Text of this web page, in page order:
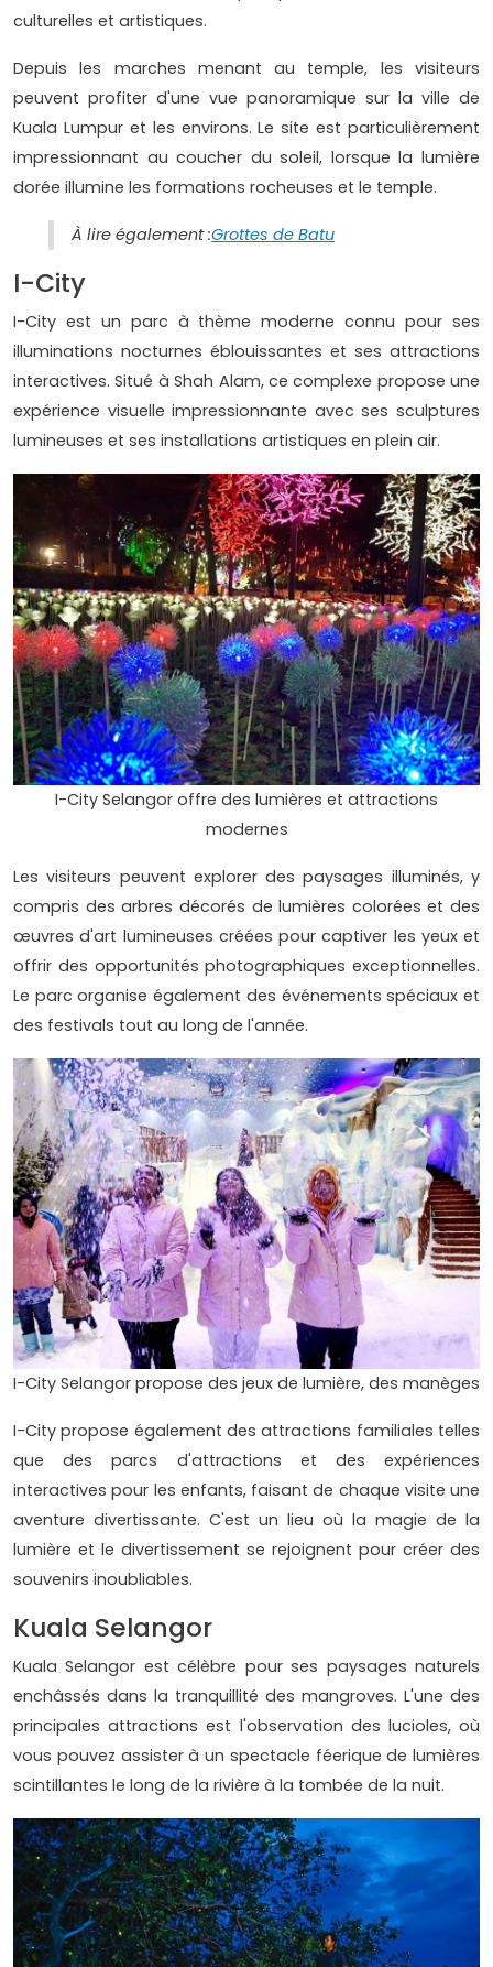
culturelles et artistiques.
Depuis les marches menant au temple, les visiteurs
peuvent profiter d'une vue panoramique sur la ville de
Kuala Lumpur et les environs. Le site est particulièrement
impressionnant au coucher du soleil, lorsque la lumière
dorée illumine les formations rocheuses et le temple.
À lire également :Grottes de Batu
I-City
I-City est un parc à thème moderne connu pour ses
illuminations nocturnes éblouissantes et ses attractions
interactives. Situé à Shah Alam, ce complexe propose une
expérience visuelle impressionnante avec ses sculptures
lumineuses et ses installations artistiques en plein air.
I-City Selangor offre des lumières et attractions
modernes
Les visiteurs peuvent explorer des paysages illuminés, y
compris des arbres décorés de lumières colorées et des
œuvres d'art lumineuses créées pour captiver les yeux et
offrir des opportunités photographiques exceptionnelles.
Le parc organise également des événements spéciaux et
des festivals tout au long de l'année.
I-City Selangor propose des jeux de lumière, des manèges
I-City propose également des attractions familiales telles
que des parcs d'attractions et des expériences
interactives pour les enfants, faisant de chaque visite une
aventure divertissante. C'est un lieu où la magie de la
lumière et le divertissement se rejoignent pour créer des
souvenirs inoubliables.
Kuala Selangor
Kuala Selangor est célèbre pour ses paysages naturels
enchâssés dans la tranquillité des mangroves. L'une des
principales attractions est l'observation des lucioles, où
vous pouvez assister à un spectacle féerique de lumières
scintillantes le long de la rivière à la tombée de la nuit.